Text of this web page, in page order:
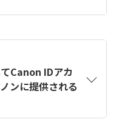
メラ】Canon IDとは
方法は？をご確認く
Canon IDアカ
ンに提供される